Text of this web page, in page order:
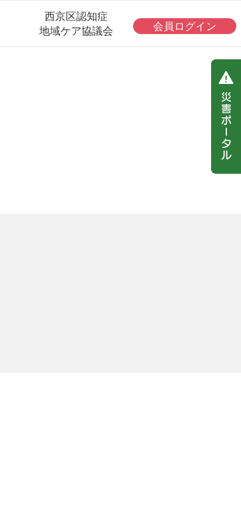
西京区認知症
地域ケア協議会
会員ログイン